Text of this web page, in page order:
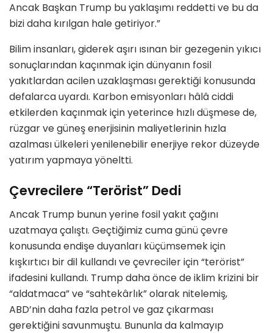
Ancak Başkan Trump bu yaklaşımı reddetti ve bu da
bizi daha kırılgan hale getiriyor.”
Bilim insanları, giderek aşırı ısınan bir gezegenin yıkıcı
sonuçlarından kaçınmak için dünyanın fosil
yakıtlardan acilen uzaklaşması gerektiği konusunda
defalarca uyardı. Karbon emisyonları hâlâ ciddi
etkilerden kaçınmak için yeterince hızlı düşmese de,
rüzgar ve güneş enerjisinin maliyetlerinin hızla
azalması ülkeleri yenilenebilir enerjiye rekor düzeyde
yatırım yapmaya yöneltti.
Çevrecilere “Terörist” Dedi
Ancak Trump bunun yerine fosil yakıt çağını
uzatmaya çalıştı. Geçtiğimiz cuma günü çevre
konusunda endişe duyanları küçümsemek için
kışkırtıcı bir dil kullandı ve çevreciler için “terörist”
ifadesini kullandı. Trump daha önce de iklim krizini bir
“aldatmaca” ve “sahtekârlık” olarak nitelemiş,
ABD’nin daha fazla petrol ve gaz çıkarması
gerektiğini savunmuştu. Bununla da kalmayıp